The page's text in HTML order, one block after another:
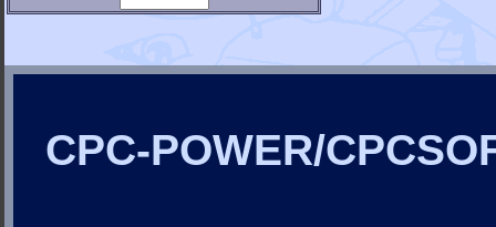
CPC-POWER/